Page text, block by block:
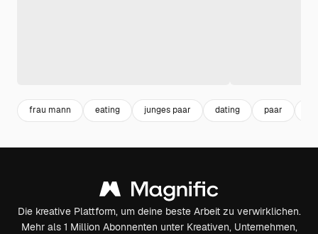
frau mann eating junges paar dating paar
Die kreative Plattform, um deine beste Arbeit zu verwirklichen.
Mehr als 1 Million Abonnenten unter Kreativen, Unternehmen,